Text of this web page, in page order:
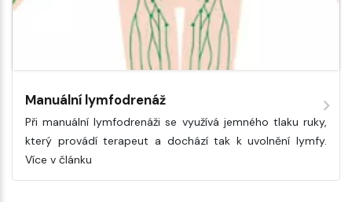
Manuální lymfodrenáž
Při manuální lymfodrenáži se využívá jemného tlaku ruky,
který provádí terapeut a dochází tak k uvolnění lymfy.
Více v článku